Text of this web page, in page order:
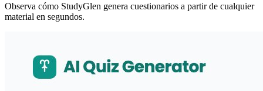
Observa cómo StudyGlen genera cuestionarios a partir de cualquier
material en segundos.